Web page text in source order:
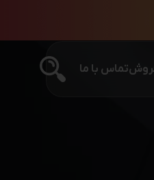
تماس با ما